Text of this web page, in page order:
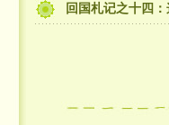
回国札记之十四